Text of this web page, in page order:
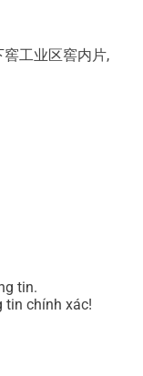
工业区窖内片,
tin.
tin chính xác!